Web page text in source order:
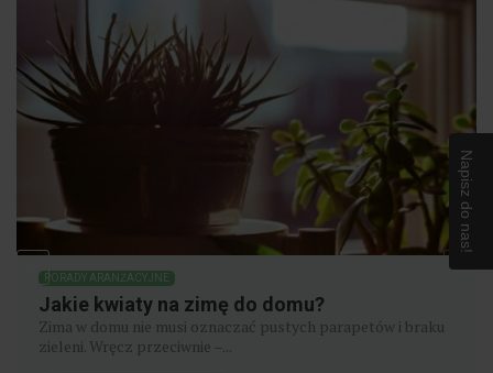
PORADY ARANŻACYJNE
Jakie kwiaty na zimę do domu?
Zima w domu nie musi oznaczać pustych parapetów i braku
zieleni. Wręcz przeciwnie –...
Napisz do nas!